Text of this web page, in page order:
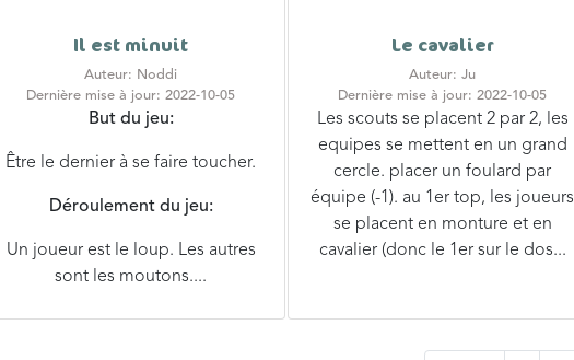
Il est minuit
Auteur: Noddi
Dernière mise à jour: 2022-10-05
But du jeu:
Être le dernier à se faire toucher.
Déroulement du jeu:
Un joueur est le loup. Les autres
sont les moutons....
Le cavalier
Auteur: Ju
Dernière mise à jour: 2022-10-05
Les scouts se placent 2 par 2, les
equipes se mettent en un grand
cercle. placer un foulard par
équipe (-1). au 1er top, les joueurs
se placent en monture et en
cavalier (donc le 1er sur le dos...